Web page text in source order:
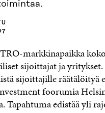
markkinapaikka
sijoittajat ja
sijoittajille räätälöityä
foorumia
Tapahtuma edistää yli